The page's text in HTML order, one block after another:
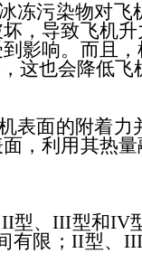
污染物对飞
，导致飞机
影响。而且
这也会降低飞
面的附着力
，利用其热
、III型和IV
有限；II型、